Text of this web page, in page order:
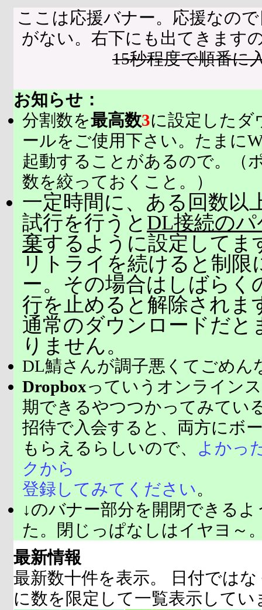
ここは応援バナー。応援なの
がない。右下にも出てきます
15秒程度で順番に
お知らせ：
分割数を最高数3に設定したダ
ールをご使用下さい。たまに
起動することがあるので。（
数を絞っておくこと。）
一定時間に、ある回数以
試行を行うと DL接続の
棄するように設定してま
リトライを続けると制限
ー。その場合はしばらく
行を止めると解除されま
通常のダウンロードだと
りません。
DL鯖さんが調子悪くてごめん
Dropboxっていうオンライン
期できるやつつかってみてい
招待で入会すると、両方にボ
もらえるらしいので、
よかっ
クから
登録してみてください。
↓のバナー部分を開閉できる
た。閉じっぱなしはイヤヨ～
最新情報
最新数十件を表示。 日付では
に数を限定して一覧表示してい